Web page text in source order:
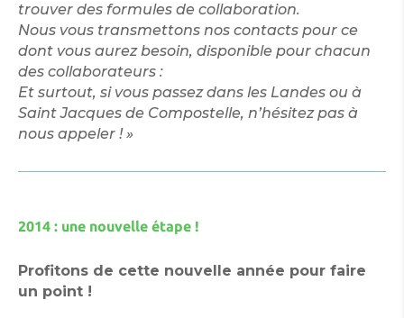
trouver des formules de collaboration.
Nous vous transmettons nos contacts pour ce
dont vous aurez besoin, disponible pour chacun
des collaborateurs :
Et surtout, si vous passez dans les Landes ou à
Saint Jacques de Compostelle, n’hésitez pas à
nous appeler ! »
2014 : une nouvelle étape !
Profitons de cette nouvelle année pour faire
un point !